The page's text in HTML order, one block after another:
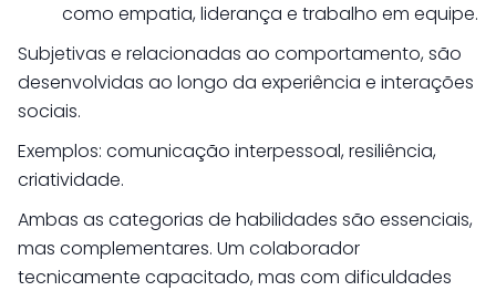
como empatia, liderança e trabalho em equipe.
Subjetivas e relacionadas ao comportamento, são
desenvolvidas ao longo da experiência e interações
sociais.
Exemplos: comunicação interpessoal, resiliência,
criatividade.
Ambas as categorias de habilidades são essenciais,
mas complementares. Um colaborador
tecnicamente capacitado, mas com dificuldades